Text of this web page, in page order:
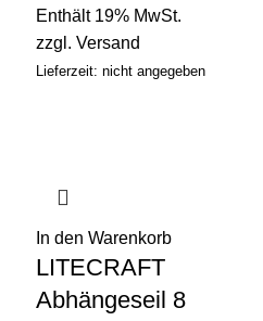
Enthält 19% MwSt.
zzgl. Versand
Lieferzeit: nicht angegeben
In den Warenkorb
LITECRAFT
Abhängeseil 8